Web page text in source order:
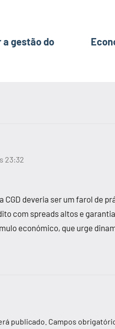
a gestão do
23:32
CGD deveria ser um farol de
com spreads altos e
económico, que urge
publicado. Campos